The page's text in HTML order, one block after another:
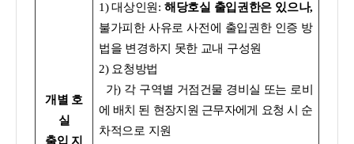
개별 호
실
출입 지
1) 대상인원: 해당호실 출입권한은 있으나,
불가피한 사유로 사전에 출입권한 인증 방
법을 변경하지 못한 교내 구성원
2) 요청방법
가) 각 구역별 거점건물 경비실 또는 로비
에 배치 된 현장지원 근무자에게 요청 시
순
차적으로 지원